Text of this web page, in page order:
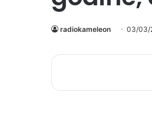
radiokameleon 03/03/